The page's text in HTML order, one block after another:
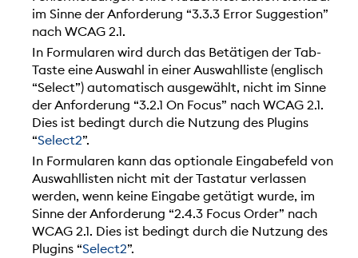
im Sinne der Anforderung “3.3.3 Error Suggestion”
nach WCAG 2.1.
In Formularen wird durch das Betätigen der Tab-
Taste eine Auswahl in einer Auswahlliste (englisch
“Select”) automatisch ausgewählt, nicht im Sinne
der Anforderung “3.2.1 On Focus” nach WCAG 2.1.
Dies ist bedingt durch die Nutzung des Plugins
“Select2”.
In Formularen kann das optionale Eingabefeld von
Auswahllisten nicht mit der Tastatur verlassen
werden, wenn keine Eingabe getätigt wurde, im
Sinne der Anforderung “2.4.3 Focus Order” nach
WCAG 2.1. Dies ist bedingt durch die Nutzung des
Plugins “Select2”.